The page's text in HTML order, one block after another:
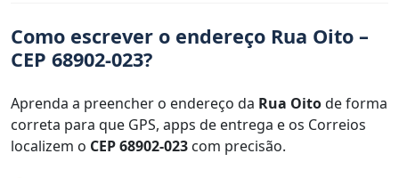
Como escrever o endereço Rua Oito –
CEP 68902-023?
Aprenda a preencher o endereço da Rua Oitode forma
correta para que GPS, apps de entrega e os Correios
localizem o CEP 68902-023 com precisão.